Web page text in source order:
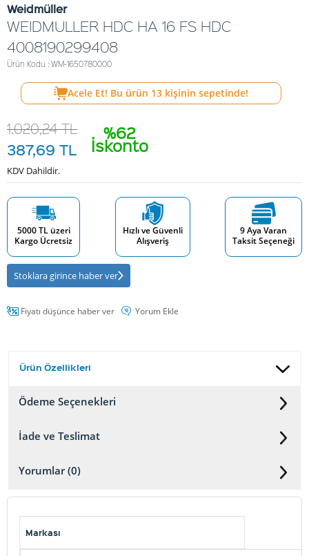
Weidmüller
WEIDMULLER HDC HA 16 FS HDC
4008190299408
Ürün Kodu : WM-1650780000
Acele Et! Bu ürün 13 kişinin sepetinde!
%62
İskonto
1.020,24TL
387,69 TL
KDV Dahildir.
5000 TL üzeri
Kargo Ücretsiz
Hızlı ve Güvenli
Alışveriş
9 Aya Varan
Taksit Seçeneği
Stoklara girince haber ver
Fiyatı düşünce haber ver Yorum Ekle
Ürün Özellikleri
Ödeme Seçenekleri
İade ve Teslimat
Yorumlar (0)
Markası